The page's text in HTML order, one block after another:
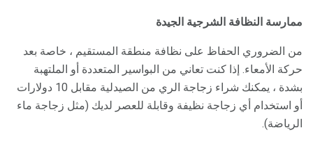
ممارسة النظافة الشرجية الجيدة
من الضروري الحفاظ على نظافة منطقة المستقيم ، خاصة بعد
حركة الأمعاء. إذا كنت تعاني من البواسير المتعددة أو الملتهبة
بشدة ، يمكنك شراء زجاجة الري من الصيدلية مقابل 10 دولارات
أو استخدام أي زجاجة نظيفة وقابلة للعصر لديك (مثل زجاجة ماء
الرياضة).